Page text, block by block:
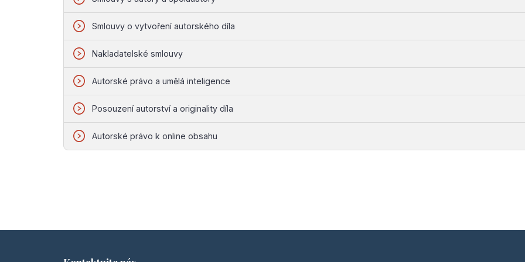
Smlouvy o vytvoření autorského díla
Nakladatelské smlouvy
Autorské právo a umělá inteligence
Posouzení autorství a originality díla
Autorské právo k online obsahu